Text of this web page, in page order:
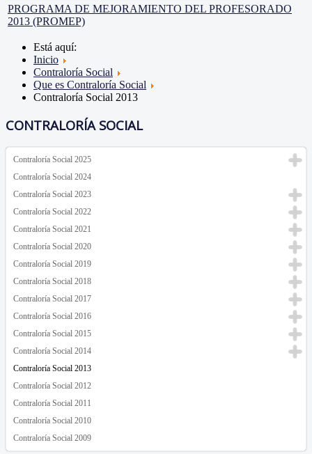
PROGRAMA DE MEJORAMIENTO DEL PROFESORADO
2013 (PROMEP)
Está aquí:
Inicio
Contraloría Social
Que es Contraloría Social
Contraloría Social 2013
CONTRALORÍA SOCIAL
Contraloría Social 2025
Contraloría Social 2024
Contraloría Social 2023
Contraloría Social 2022
Contraloría Social 2021
Contraloría Social 2020
Contraloría Social 2019
Contraloría Social 2018
Contraloría Social 2017
Contraloría Social 2016
Contraloría Social 2015
Contraloría Social 2014
Contraloría Social 2013
Contraloría Social 2012
Contraloría Social 2011
Contraloría Social 2010
Contraloría Social 2009